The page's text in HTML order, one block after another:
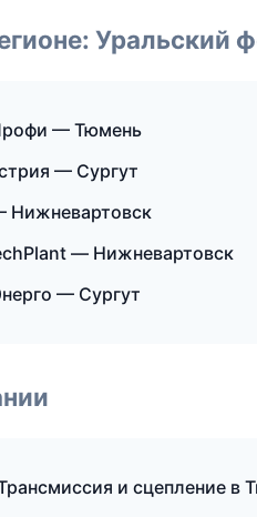
Уральский
— Тюмень
— Сургут
— Нижневартовск
— Сургут
и сцепление в